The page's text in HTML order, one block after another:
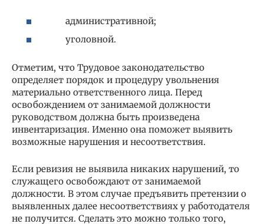
административной;
уголовной.
Отметим, что Трудовое законодательство
определяет порядок и процедуру увольнения
материально ответственного лица. Перед
освобождением от занимаемой должности
руководством должна быть произведена
инвентаризация. Именно она поможет выявить
возможные нарушения и несоответствия.
Если ревизия не выявила никаких нарушений, то
служащего освобождают от занимаемой
должности. В этом случае предъявить претензии о
выявленных далее несоответствиях у работодателя
не получится. Сделать это можно только того,